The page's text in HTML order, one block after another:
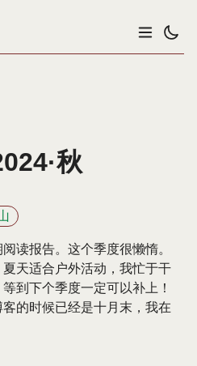
秋
读报告。这个季度很懒惰。
天适合户外活动，我忙于干
到下个季度一定可以补上！
的时候已经是十月末，我在